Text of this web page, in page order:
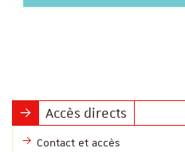
Accès directs
Contact et accès